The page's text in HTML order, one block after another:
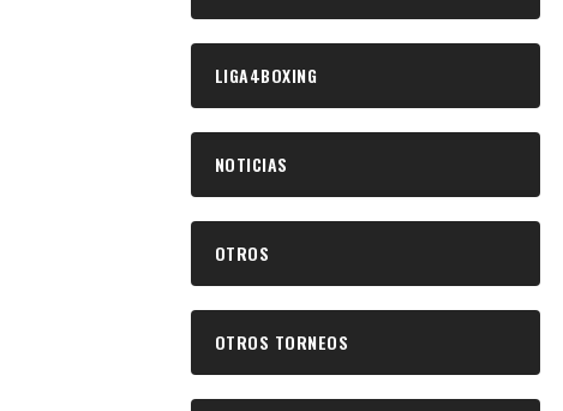
LIGA4BOXING
NOTICIAS
OTROS
OTROS TORNEOS